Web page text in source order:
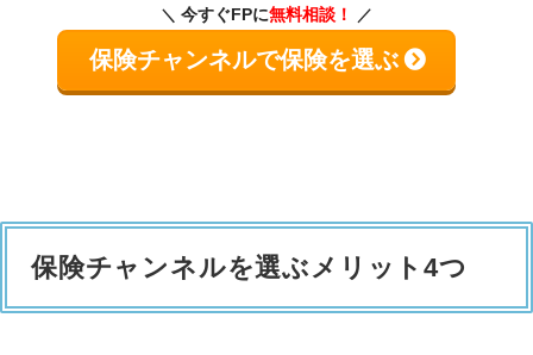
今すぐFPに無料相談！
保険チャンネルで保険を選ぶ
保険チャンネルを選ぶメリット4つ